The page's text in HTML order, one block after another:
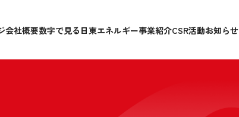
会社概要数字で見る日東エネルギー事業紹介CSR活動お知らせ